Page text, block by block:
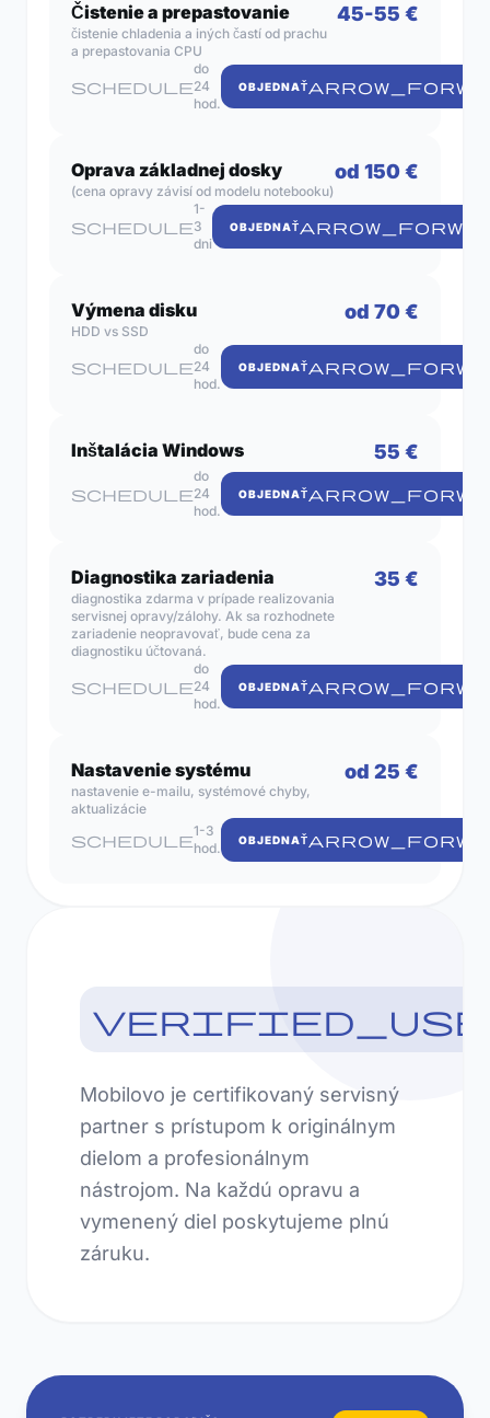
Čistenie a prepastovanie
čistenie chladenia a iných častí od prachu
a prepastovania CPU
45-55 €
schedule
do
24
hod.
OBJEDNAŤ
Oprava základnej dosky
(cena opravy závisí od modelu notebooku)
od 150 €
schedule
1-
3
dni
OBJEDNAŤ
Výmena disku
HDD vs SSD
od 70 €
schedule
do
24
hod.
OBJEDNAŤ
Inštalácia Windows 55 €
schedule
do
24
hod.
OBJEDNAŤ
Diagnostika zariadenia
diagnostika zdarma v prípade realizovania
servisnej opravy/zálohy. Ak sa rozhodnete
zariadenie neopravovať, bude cena za
diagnostiku účtovaná.
35 €
schedule
do
24
hod.
OBJEDNAŤ
Nastavenie systému
nastavenie e-mailu, systémové chyby,
aktualizácie
od 25 €
schedule
1-3
hod.
OBJEDNAŤ
Mobilovo je certifikovaný servisný
partner s prístupom k originálnym
dielom a profesionálnym
nástrojom. Na každú opravu a
vymenený diel poskytujeme plnú
záruku.